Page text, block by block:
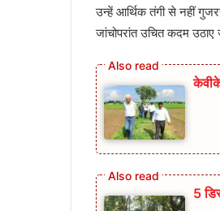
उन्हें आर्थिक तंगी से नहीं
जांचोपरांत उचित कदम
5